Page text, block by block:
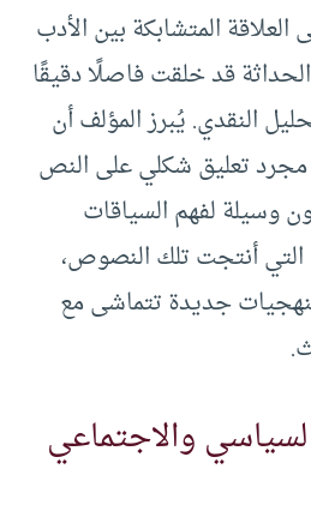
المتشابكة بين الأدب
قد خلقت فاصلًا دقيقًا
النقدي. يُبرز المؤلف أن
مجرد تعليق شكلي على النص
وسيلة لفهم السياقات
التي أنتجت تلك النصوص،
جديدة تتماشى مع
والاجتماعي